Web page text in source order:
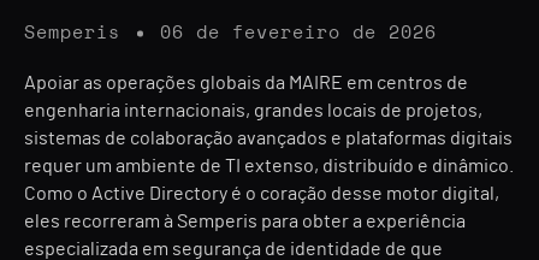
Semperis 06 de fevereiro de 2026
Apoiar as operações globais da MAIRE em centros de
engenharia internacionais, grandes locais de projetos,
sistemas de colaboração avançados e plataformas digitais
requer um ambiente de TI extenso, distribuído e dinâmico.
Como o Active Directory é o coração desse motor digital,
eles recorreram à Semperis para obter a experiência
especializada em segurança de identidade de que